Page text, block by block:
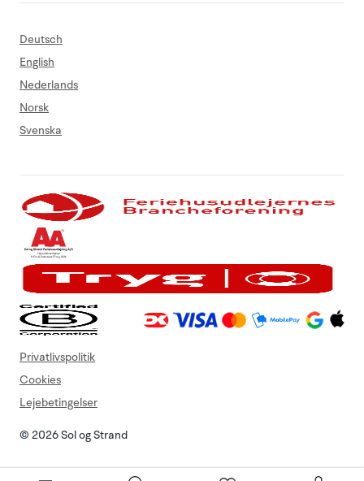
Deutsch
English
Nederlands
Norsk
Svenska
© 2026 Sol og Strand
Privatlivspolitik
Cookies
Lejebetingelser